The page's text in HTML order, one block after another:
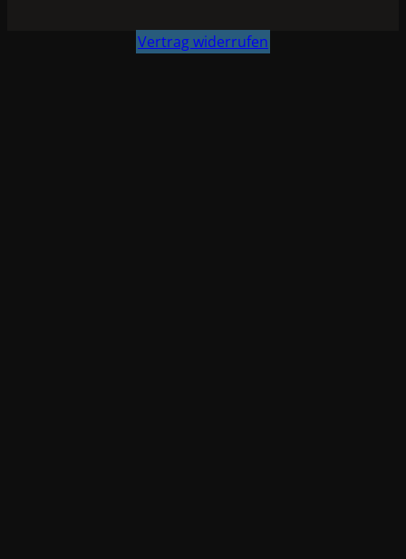
Vertrag widerrufen